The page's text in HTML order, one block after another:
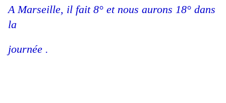
A Marseille, il fait 8° et nous aurons 18° dans
la
journée .